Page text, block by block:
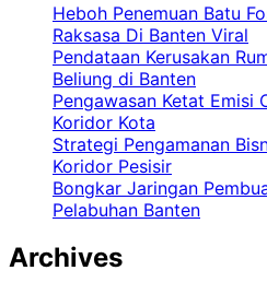
Heboh Penemuan Batu
Raksasa Di Banten Viral
Pendataan Kerusakan
Beliung di Banten
Pengawasan Ketat Emisi
Koridor Kota
Strategi Pengamanan
Koridor Pesisir
Bongkar Jaringan
Pelabuhan Banten
Archives